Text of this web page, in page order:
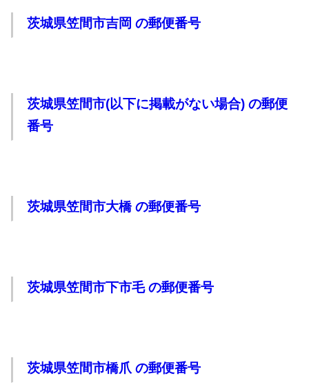
茨城県笠間市吉岡 の郵便番号
茨城県笠間市(以下に掲載がない場合) の郵便
番号
茨城県笠間市大橋 の郵便番号
茨城県笠間市下市毛 の郵便番号
茨城県笠間市橋爪 の郵便番号